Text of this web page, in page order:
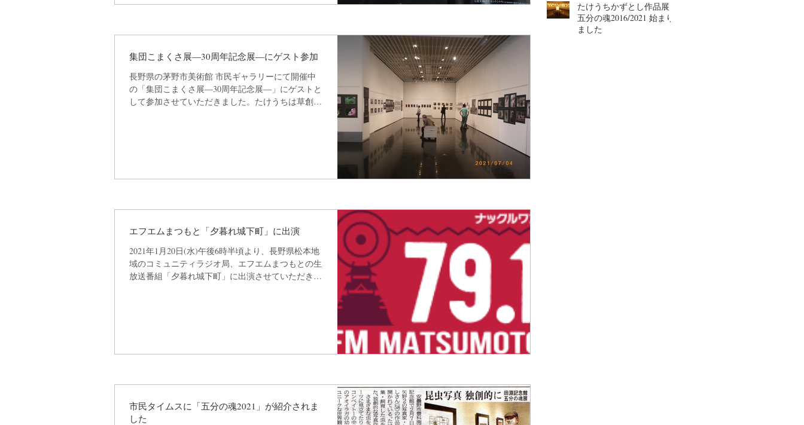
集団こまくさ展―30周年記念展―にゲスト参加
長野県の茅野市美術館 市民ギャラリーにて開催中
の「集団こまくさ展―30周年記念展―」にゲストと
して参加させていただきました。たけうちは草創期
エフエムまつもと「夕暮れ城下町」に出演
2021年1月20日(水)午後6時半頃より、長野県松本地
域のコミュニティラジオ局、エフエムまつもとの生
放送番組「夕暮れ城下町」に出演させていただきま
市民タイムスに「五分の魂2021」が紹介されま
した
たけうちかずとし作品展
五分の魂2016/2021 始まり
ました